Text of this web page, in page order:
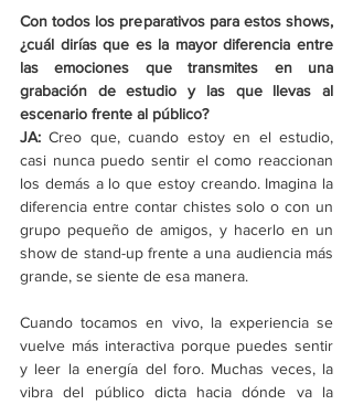
Con todos los preparativos para estos shows,
¿cuál dirías que es la mayor diferencia entre
las emociones que transmites en una
grabación de estudio y las que llevas al
escenario frente al público?
JA: Creo que, cuando estoy en el estudio,
casi nunca puedo sentir el como reaccionan
los demás a lo que estoy creando. Imagina la
diferencia entre contar chistes solo o con un
grupo pequeño de amigos, y hacerlo en un
show de stand-up frente a una audiencia más
grande, se siente de esa manera.
Cuando tocamos en vivo, la experiencia se
vuelve más interactiva porque puedes sentir
y leer la energía del foro. Muchas veces, la
vibra del público dicta hacia dónde va la